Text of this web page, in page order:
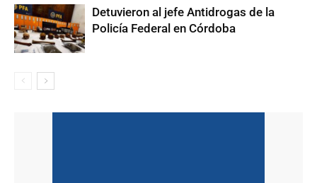
Detuvieron al jefe Antidrogas de la
Policía Federal en Córdoba